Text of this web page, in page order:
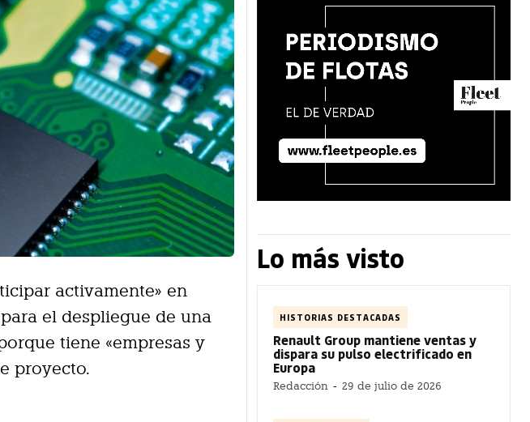
activamente» en
el despliegue de una
tiene «empresas y
proyecto.
Lo más visto
HISTORIAS DESTACADAS
Renault Group mantiene ventas y
dispara su pulso electrificado en
Europa
Redacción - 29 de julio de 2026